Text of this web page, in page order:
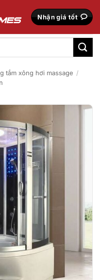
Nhận giá tốt
tắm xông hơi massage /